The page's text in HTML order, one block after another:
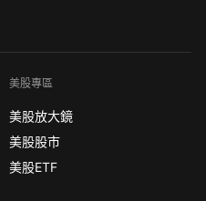
美股專區
美股放大鏡
美股股市
美股ETF